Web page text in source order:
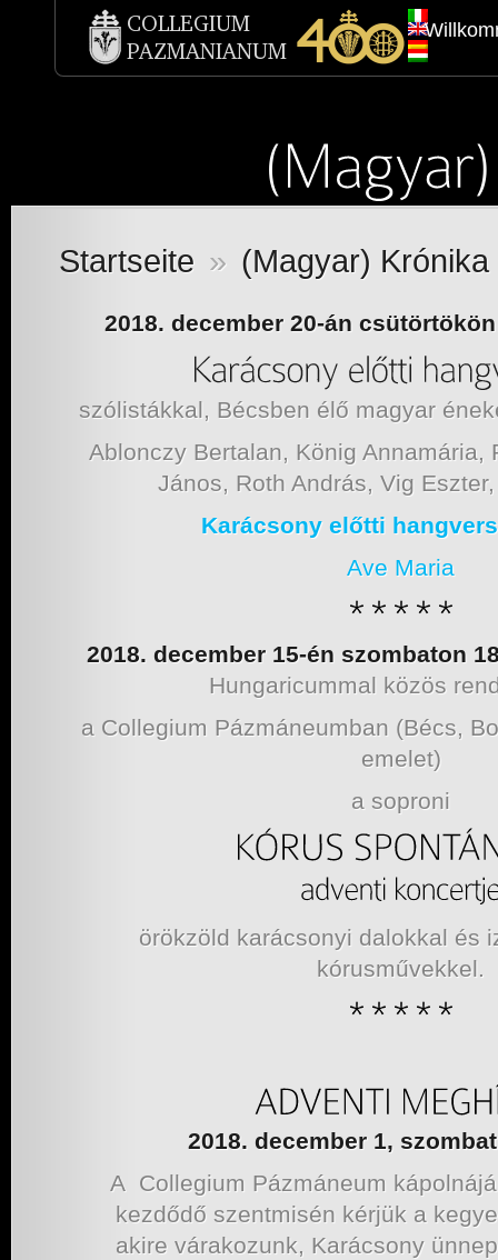
Startseite » (Magyar) Krónika
2018. december 20-án
szólistákkal, Bécsben élő magyar
Ablonczy Bertalan, König Annamária,
János, Roth András, Vig
Karácsony előtti
Ave Maria
2018. december 15-én szombaton
Hungaricummal közös
a Collegium Pázmáneumban (Bécs,
emelet)
a soproni
örökzöld karácsonyi dalokkal és
kórusművekkel.
2018. december 1,
A Collegium Pázmáneum
kezdődő szentmisén kérjük a
akire várakozunk, Karácsony